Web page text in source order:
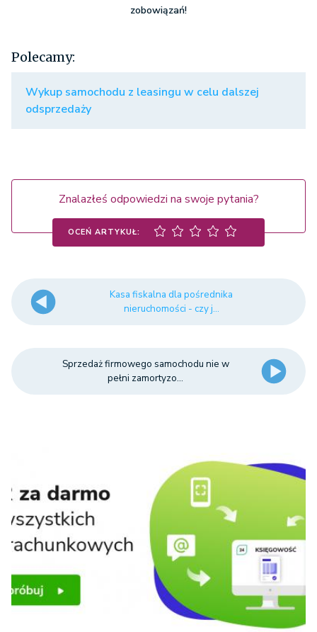
zobowiązań!
Polecamy:
Wykup samochodu z leasingu w celu dalszej
odsprzedaży
Znalazłeś odpowiedzi na swoje pytania?
OCEŃ ARTYKUŁ:
Kasa fiskalna dla pośrednika
nieruchomości - czy j...
Sprzedaż firmowego samochodu nie w
pełni zamortyzo...